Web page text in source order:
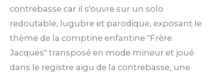
contrebasse car il s'ouvre sur un solo
redoutable, lugubre et parodique, exposant le
thème de la comptine enfantine "Frère
Jacques" transposé en mode mineur et joué
dans le registre aigu de la contrebasse, une